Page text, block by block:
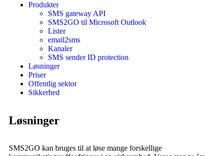
Produkter
SMS gateway API
SMS2GO til Microsoft Outlook
Lister
email2sms
Kanaler
SMS sender ID protection
Løsninger
Priser
Offentlig sektor
Sikkerhed
Løsninger
SMS2GO kan bruges til at løse mange forskellige